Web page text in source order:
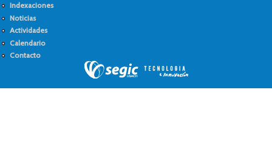
Indexaciones
Noticias
Actividades
Calendario
Contacto